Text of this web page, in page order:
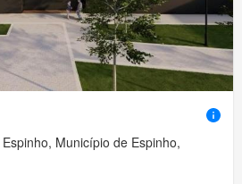
Município de Espinho,